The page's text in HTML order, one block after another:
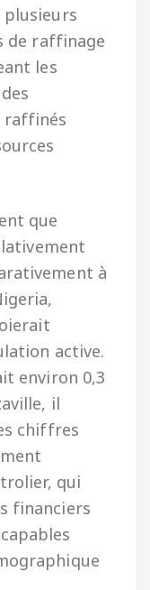
de raffinage
les
raffinés
que
à
active.
environ 0,3
il
chiffres
qui
financiers